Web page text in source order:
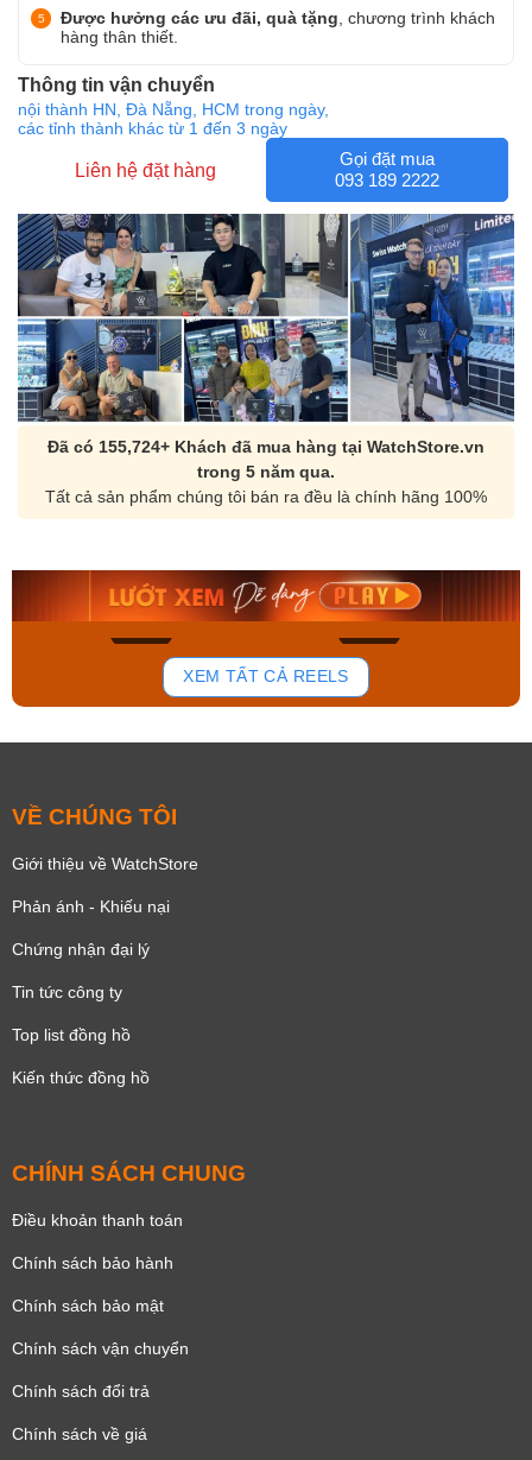
Được hưởng các ưu đãi, quà tặng , chương trình khách
hàng thân thiết.
Thông tin vận chuyển
nội thành HN, Đà Nẵng, HCM trong ngày,
các tỉnh thành khác từ 1 đến 3 ngày
Liên hệ đặt hàng
Gọi đặt mua
093 189 2222
Đã có 155,724+ Khách đã mua hàng tại WatchStore.vn
trong 5 năm qua.
Tất cả sản phẩm chúng tôi bán ra đều là chính hãng 100%
137
Orient Nam RA-
Mua ngay
Casio Nam MTS-
Mua ngay
XEM TẤT CẢ REELS
VỀ CHÚNG TÔI
Giới thiệu về WatchStore
Phản ánh - Khiếu nại
Chứng nhận đại lý
Tin tức công ty
Top list đồng hồ
Kiến thức đồng hồ
CHÍNH SÁCH CHUNG
Điều khoản thanh toán
Chính sách bảo hành
Chính sách bảo mật
Chính sách vận chuyển
Chính sách đổi trả
Chính sách về giá